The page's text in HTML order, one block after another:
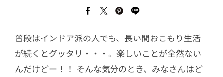
普段はインドア派の人でも、長い間おこもり生活
が続くとグッタリ・・・。楽しいことが全然ない
んだけどー！！ そんな気分のとき、みなさんはど